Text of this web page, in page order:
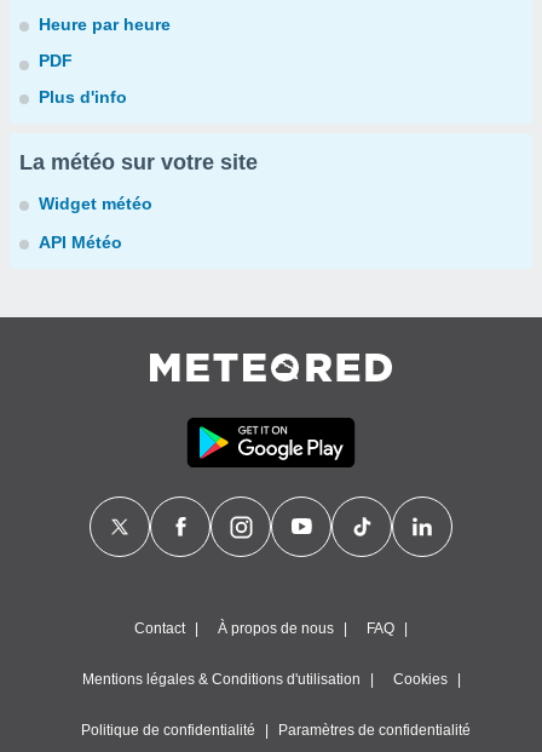
Heure par heure
PDF
Plus d'info
La météo sur votre site
Widget météo
API Météo
Contact À propos de nous FAQ
Mentions légales & Conditions d'utilisation Cookies
Politique de confidentialité Paramètres de confidentialité